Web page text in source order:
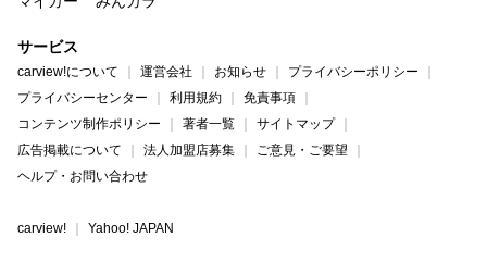
サービス
carview!について 運営会社 お知らせ
プライバシーポリシー
プライバシーセンター
利用規約
免責事項
コンテンツ制作ポリシー
著者一覧
サイトマップ
広告掲載について
法人加盟店募集
ご意見・ご要望
ヘルプ・お問い合わせ
carview! Yahoo! JAPAN